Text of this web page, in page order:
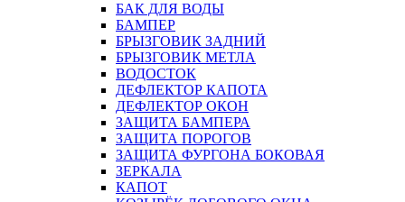
БАК ДЛЯ ВОДЫ
БАМПЕР
БРЫЗГОВИК ЗАДНИЙ
БРЫЗГОВИК МЕТЛА
ВОДОСТОК
ДЕФЛЕКТОР КАПОТА
ДЕФЛЕКТОР ОКОН
ЗАЩИТА БАМПЕРА
ЗАЩИТА ПОРОГОВ
ЗАЩИТА ФУРГОНА БОКОВАЯ
ЗЕРКАЛА
КАПОТ